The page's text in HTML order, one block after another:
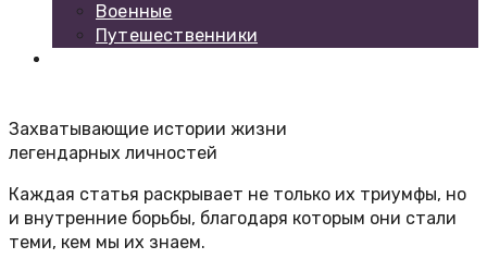
Военные
Путешественники
Захватывающие истории жизни
легендарных личностей
Каждая статья раскрывает не только их триумфы, но
и внутренние борьбы, благодаря которым они стали
теми, кем мы их знаем.